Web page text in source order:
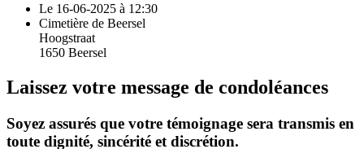
Le 16-06-2025 à 12:30
Cimetière de Beersel
Hoogstraat
1650 Beersel
Laissez votre message de condoléances
Soyez assurés que votre témoignage sera transmis en
toute dignité, sincérité et discrétion.